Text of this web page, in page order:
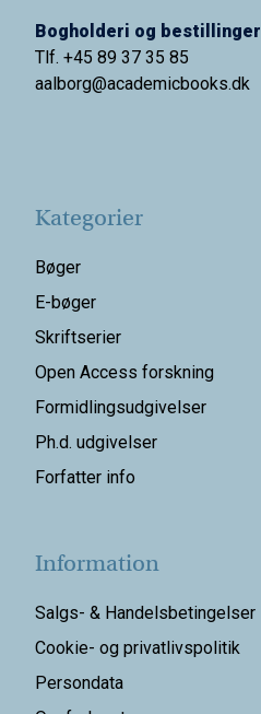
Bogholderi og bestillinger
Tlf. +45 89 37 35 85
aalborg@academicbooks.dk
Kategorier
Bøger
E-bøger
Skriftserier
Open Access forskning
Formidlingsudgivelser
Ph.d. udgivelser
Forfatter info
Information
Salgs- & Handelsbetingelser
Cookie- og privatlivspolitik
Persondata